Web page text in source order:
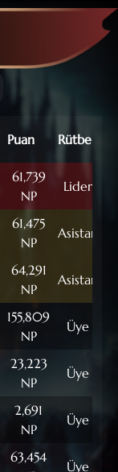
Puan Rütbe
61,739
NP
Lider
61,475
NP
Asistan
64,291
NP
Asistan
155,809
NP
Üye
23,223
NP
Üye
2,691
NP
Üye
63,454
Üye